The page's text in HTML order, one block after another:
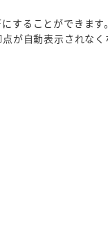
することができます。
が自動表示されなく